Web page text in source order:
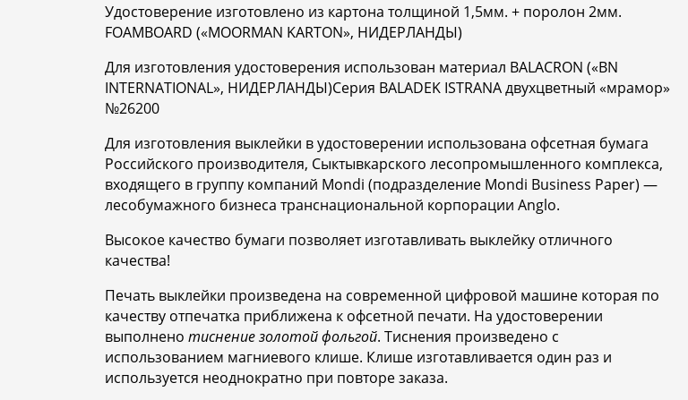
Удостоверение изготовлено из картона толщиной 1,5мм. + поролон 2мм.
FOAMBOARD («MOORMAN KARTON», НИДЕРЛАНДЫ)
Для изготовления удостоверения использован материал BALACRON («BN
INTERNATIONAL», НИДЕРЛАНДЫ)Серия BALADEK ISTRANA двухцветный «мрамор»
№26200
Для изготовления выклейки в удостоверении использована офсетная бумага
Российского производителя, Сыктывкарского лесопромышленного комплекса,
входящего в группу компаний Mondi (подразделение Mondi Business Paper) —
лесобумажного бизнеса транснациональной корпорации Anglo.
Высокое качество бумаги позволяет изготавливать выклейку отличного
качества!
Печать выклейки произведена на современной цифровой машине которая по
качеству отпечатка приближена к офсетной печати. На удостоверении
выполнено тиснение золотой фольгой. Тиснения произведено с
использованием магниевого клише. Клише изготавливается один раз и
используется неоднократно при повторе заказа.